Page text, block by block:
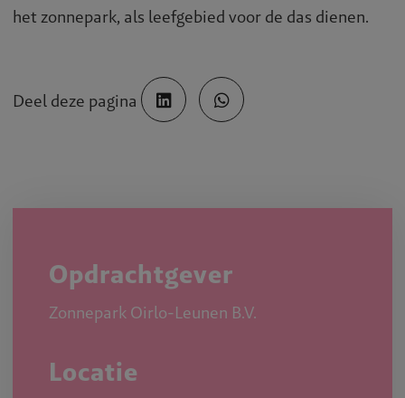
het zonnepark, als leefgebied voor de das dienen.
Deel deze pagina
Opdrachtgever
Zonnepark Oirlo-Leunen B.V.
Locatie